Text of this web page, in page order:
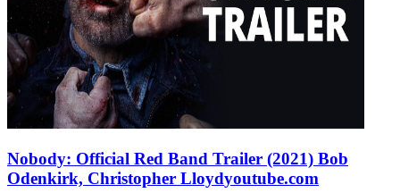
Nobody: Official Red Band Trailer (2021) Bob
Odenkirk, Christopher Lloydyoutube.com